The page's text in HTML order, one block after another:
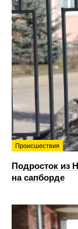
Происшествия
Подросток из
на сапборде